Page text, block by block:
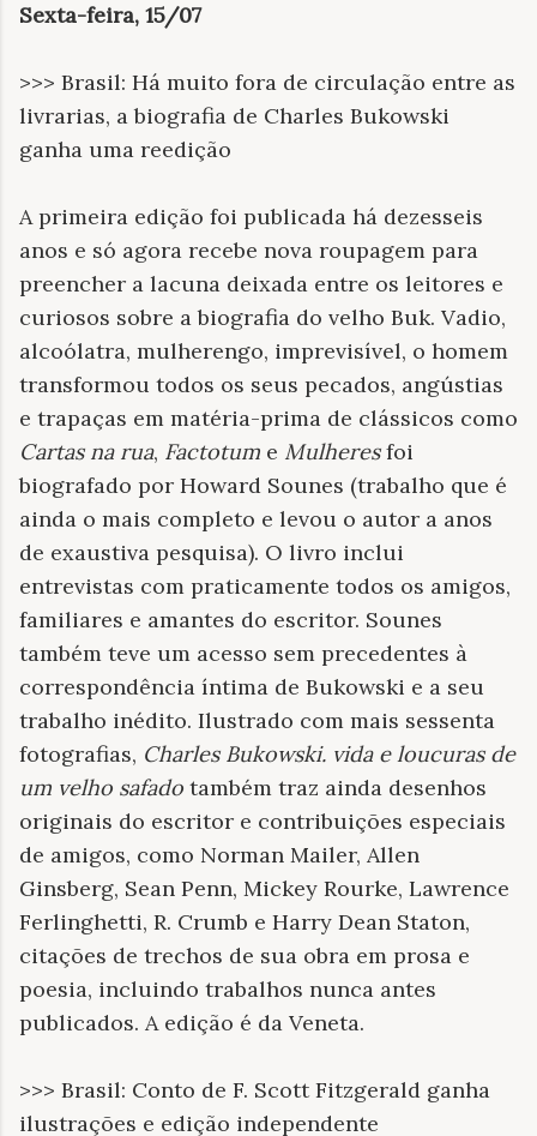
Sexta-feira, 15/07
>>> Brasil: Há muito fora de circulação entre as
livrarias, a biografia de Charles Bukowski
ganha uma reedição
A primeira edição foi publicada há dezesseis
anos e só agora recebe nova roupagem para
preencher a lacuna deixada entre os leitores e
curiosos sobre a biografia do velho Buk. Vadio,
alcoólatra, mulherengo, imprevisível, o homem
transformou todos os seus pecados, angústias
e trapaças em matéria-prima de clássicos como
Cartas na rua, Factotum e Mulheresfoi
biografado por Howard Sounes (trabalho que é
ainda o mais completo e levou o autor a anos
de exaustiva pesquisa). O livro inclui
entrevistas com praticamente todos os amigos,
familiares e amantes do escritor. Sounes
também teve um acesso sem precedentes à
correspondência íntima de Bukowski e a seu
trabalho inédito. Ilustrado com mais sessenta
fotografias, Charles Bukowski. vida e loucuras de
um velho safado também traz ainda desenhos
originais do escritor e contribuições especiais
de amigos, como Norman Mailer, Allen
Ginsberg, Sean Penn, Mickey Rourke, Lawrence
Ferlinghetti, R. Crumb e Harry Dean Staton,
citações de trechos de sua obra em prosa e
poesia, incluindo trabalhos nunca antes
publicados. A edição é da Veneta.
>>> Brasil: Conto de F. Scott Fitzgerald ganha
ilustrações e edição independente